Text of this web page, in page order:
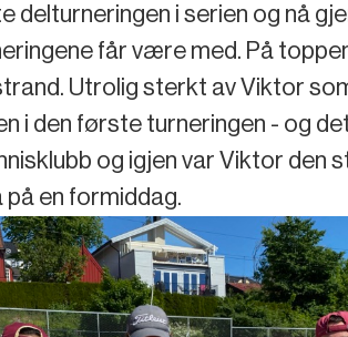
delturneringen i serien og nå
får være med. På
Utrolig sterkt av Viktor
i den første turneringen - og
og igjen var Viktor den
en formiddag.